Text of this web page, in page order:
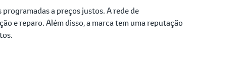
a preços justos. A rede de
e reparo. Além disso, a marca tem uma reputação